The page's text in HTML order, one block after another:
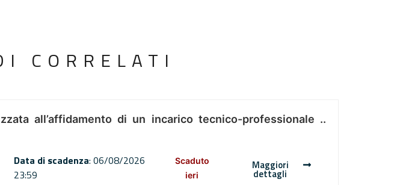
CORRELATI
all’affidamento di un incarico tecnico-professionale ..
Data di scadenza: 06/08/2026
23:59
Scaduto
ieri
Maggiori
dettagli